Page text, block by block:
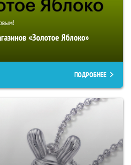
«Золотое Яблоко»
ПОДРОБНЕЕ